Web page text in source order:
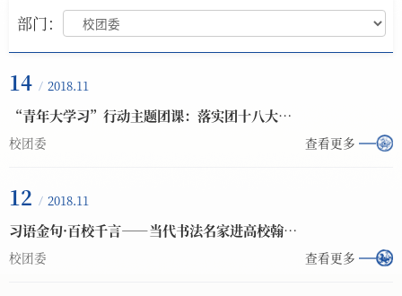
部门：
14 2018.11
“青年大学习”行动主题团课：落实团十八大精神 创新青年工作方法
校团委 查看更多
12 2018.11
习语金句·百校千言——当代书法名家进高校翰墨巡展活动海报
校团委 查看更多